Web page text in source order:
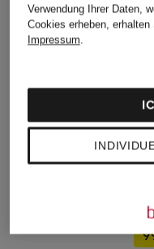
Verwendung Ihrer Daten,
Cookies erheben, erhalten
Impressum.